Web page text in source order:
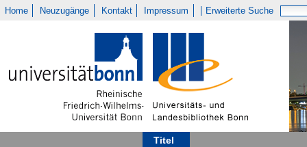
Home Neuzugänge Kontakt Impressum Erweiterte Suche
Titel